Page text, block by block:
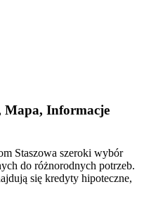
Mapa, Informacje
Staszowa szeroki wybór
do różnorodnych potrzeb.
się kredyty hipoteczne,